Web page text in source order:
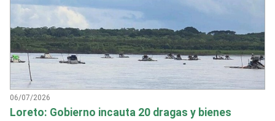
06/07/2026
Loreto: Gobierno incauta 20 dragas y bienes